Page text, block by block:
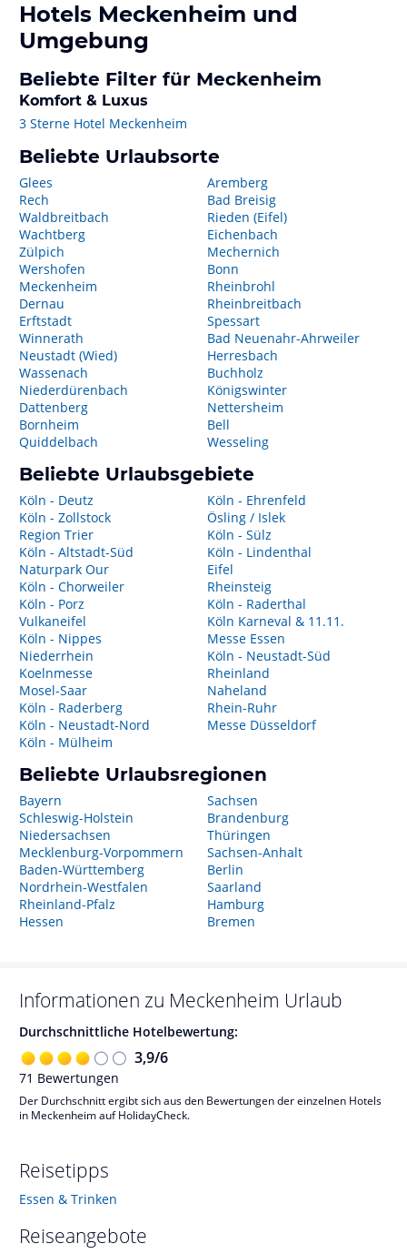
Hotels Meckenheim und
Umgebung
Beliebte Filter für Meckenheim
Komfort & Luxus
3 Sterne Hotel Meckenheim
Beliebte Urlaubsorte
Glees
Rech
Waldbreitbach
Wachtberg
Zülpich
Wershofen
Meckenheim
Dernau
Erftstadt
Winnerath
Neustadt (Wied)
Wassenach
Niederdürenbach
Dattenberg
Bornheim
Quiddelbach
Aremberg
Bad Breisig
Rieden (Eifel)
Eichenbach
Mechernich
Bonn
Rheinbrohl
Rheinbreitbach
Spessart
Bad Neuenahr-Ahrweiler
Herresbach
Buchholz
Königswinter
Nettersheim
Bell
Wesseling
Beliebte Urlaubsgebiete
Köln - Deutz
Köln - Zollstock
Region Trier
Köln - Altstadt-Süd
Naturpark Our
Köln - Chorweiler
Köln - Porz
Vulkaneifel
Köln - Nippes
Niederrhein
Koelnmesse
Mosel-Saar
Köln - Raderberg
Köln - Neustadt-Nord
Köln - Mülheim
Köln - Ehrenfeld
Ösling / Islek
Köln - Sülz
Köln - Lindenthal
Eifel
Rheinsteig
Köln - Raderthal
Köln Karneval & 11.11.
Messe Essen
Köln - Neustadt-Süd
Rheinland
Naheland
Rhein-Ruhr
Messe Düsseldorf
Beliebte Urlaubsregionen
Bayern
Schleswig-Holstein
Niedersachsen
Mecklenburg-Vorpommern
Baden-Württemberg
Nordrhein-Westfalen
Rheinland-Pfalz
Hessen
Sachsen
Brandenburg
Thüringen
Sachsen-Anhalt
Berlin
Saarland
Hamburg
Bremen
Informationen zu Meckenheim Urlaub
Durchschnittliche Hotelbewertung:
3,9/6
71 Bewertungen
Der Durchschnitt ergibt sich aus den Bewertungen der einzelnen Hotels
in Meckenheim auf HolidayCheck.
Reisetipps
Essen & Trinken
Reiseangebote